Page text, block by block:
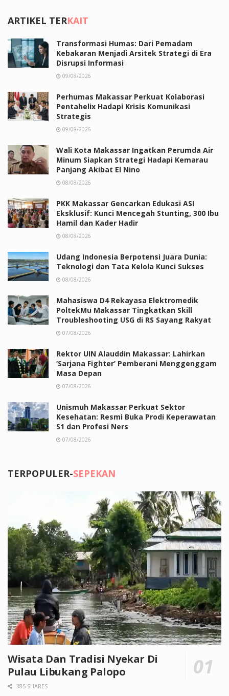
ARTIKEL TERKAIT
Transformasi Humas: Dari Pemadam
Kebakaran Menjadi Arsitek Strategi di Era
Disrupsi Informasi
09/08/2026
Perhumas Makassar Perkuat Kolaborasi
Pentahelix Hadapi Krisis Komunikasi
Strategis
09/08/2026
Wali Kota Makassar Ingatkan Perumda Air
Minum Siapkan Strategi Hadapi Kemarau
Panjang Akibat El Nino
08/08/2026
PKK Makassar Gencarkan Edukasi ASI
Eksklusif: Kunci Mencegah Stunting, 300 Ibu
Hamil dan Kader Hadir
08/08/2026
Udang Indonesia Berpotensi Juara Dunia:
Teknologi dan Tata Kelola Kunci Sukses
08/08/2026
Mahasiswa D4 Rekayasa Elektromedik
PoltekMu Makassar Tingkatkan Skill
Troubleshooting USG di RS Sayang Rakyat
07/08/2026
Rektor UIN Alauddin Makassar: Lahirkan
‘Sarjana Fighter’ Pemberani Menggenggam
Masa Depan
07/08/2026
Unismuh Makassar Perkuat Sektor
Kesehatan: Resmi Buka Prodi Keperawatan
S1 dan Profesi Ners
07/08/2026
TERPOPULER-SEPEKAN
Wisata Dan Tradisi Nyekar Di
Pulau Libukang Palopo
385 SHARES